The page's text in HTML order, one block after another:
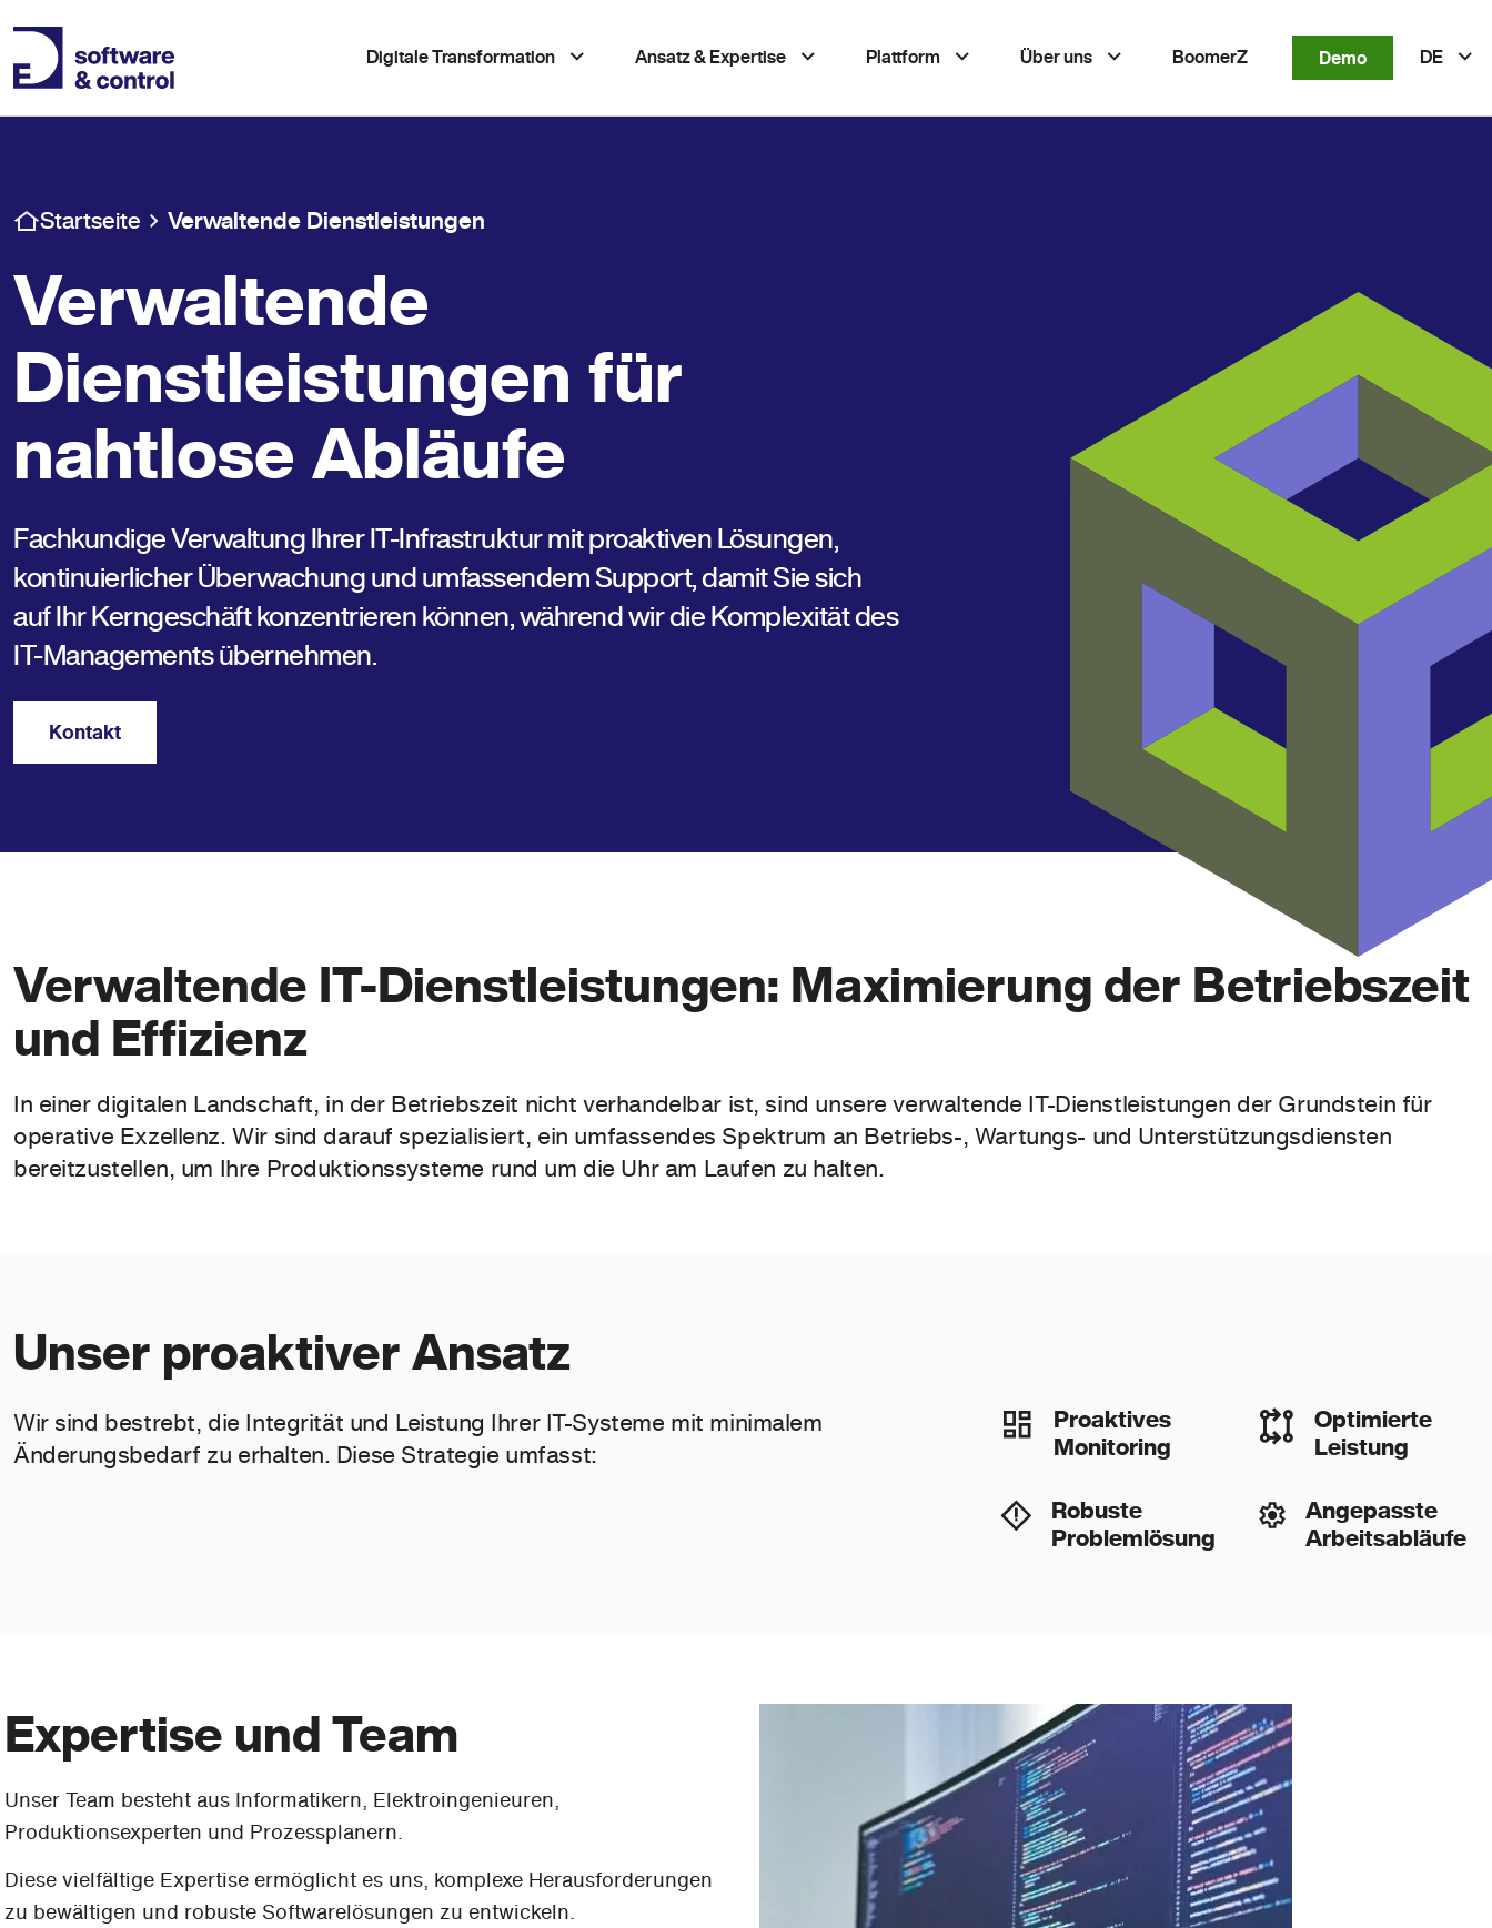
Digitale Transformation Ansatz & Expertise Plattform Über uns BoomerZ Demo DE
Startseite Verwaltende Dienstleistungen
Verwaltende
Dienstleistungen für
nahtlose Abläufe
Fachkundige Verwaltung Ihrer IT-Infrastruktur mit proaktiven Lösungen,
kontinuierlicher Überwachung und umfassendem Support, damit Sie sich
auf Ihr Kerngeschäft konzentrieren können, während wir die Komplexität des
IT-Managements übernehmen.
Kontakt
Verwaltende IT-Dienstleistungen: Maximierung der Betriebszeit
und Effizienz
In einer digitalen Landschaft, in der Betriebszeit nicht verhandelbar ist, sind unsere verwaltende IT-Dienstleistungen der Grundstein für
operative Exzellenz. Wir sind darauf spezialisiert, ein umfassendes Spektrum an Betriebs-, Wartungs- und Unterstützungsdiensten
bereitzustellen, um Ihre Produktionssysteme rund um die Uhr am Laufen zu halten.
Unser proaktiver Ansatz
Wir sind bestrebt, die Integrität und Leistung Ihrer IT-Systeme mit minimalem
Änderungsbedarf zu erhalten. Diese Strategie umfasst:
Proaktives
Monitoring
Optimierte
Leistung
Robuste
Problemlösung
Angepasste
Arbeitsabläufe
Expertise und Team
Unser Team besteht aus Informatikern, Elektroingenieuren,
Produktionsexperten und Prozessplanern.
Diese vielfältige Expertise ermöglicht es uns, komplexe Herausforderungen
zu bewältigen und robuste Softwarelösungen zu entwickeln.